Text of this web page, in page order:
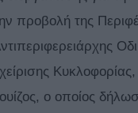
προβολή της
ο οποίος